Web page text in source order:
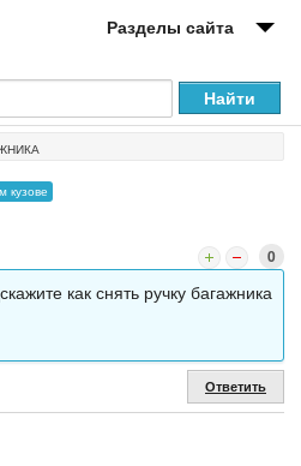
Разделы сайта
кузове
0
как снять ручку багажника
Ответить